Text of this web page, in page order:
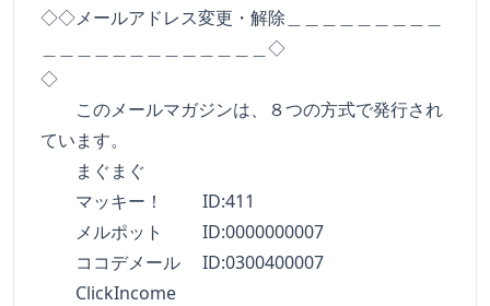
◇◇メールアドレス変更・解除＿＿＿＿＿＿＿＿＿
＿＿＿＿＿＿＿＿＿＿＿＿＿◇
◇
このメールマガジンは、８つの方式で発行され
ています。
まぐまぐ
マッキー！ ID:411
メルポット ID:0000000007
ココデメール ID:0300400007
ClickIncome